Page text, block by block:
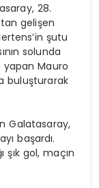
28.
gelişen
şutu
solunda
yapan Mauro
buluşturarak
Galatasaray,
başardı.
şık gol, maçın